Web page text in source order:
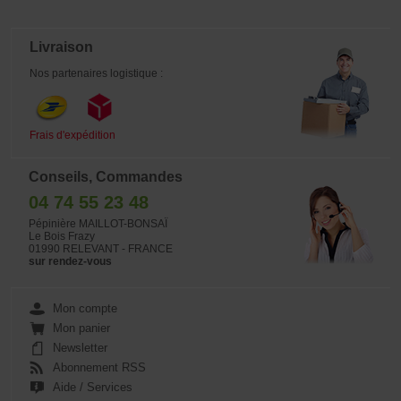
Livraison
Nos partenaires logistique :
Frais d'expédition
Conseils, Commandes
04 74 55 23 48
Pépinière MAILLOT-BONSAÏ
Le Bois Frazy
01990 RELEVANT - FRANCE
sur rendez-vous
Mon compte
Mon panier
Newsletter
Abonnement RSS
Aide / Services